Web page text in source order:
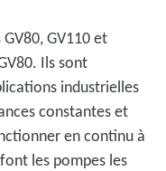
GV110 et
Ils sont
industrielles
constantes et
en continu à
les pompes les